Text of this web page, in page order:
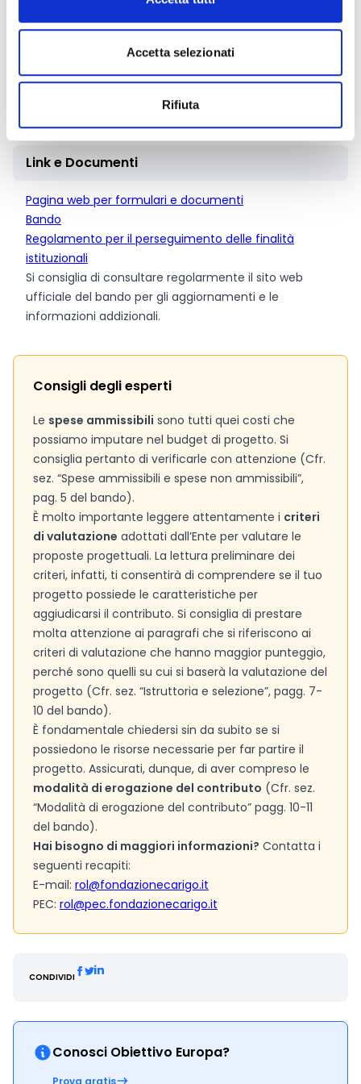
Accetta selezionati
Rifiuta
cofinanziamento, con fondi propri o di terzi, almeno
dei costi complessivi e il contributo della
costi preventivati e successivamente rendicontati e
Link e Documenti
Pagina web per formulari e documenti
Bando
Regolamento per il perseguimento delle finalità
istituzionali
Si consiglia di consultare regolarmente il sito web
ufficiale del bando per gli aggiornamenti e le
informazioni addizionali.
Consigli degli esperti
Le spese ammissibili sono tutti quei costi che
possiamo imputare nel budget di progetto. Si
consiglia pertanto di verificarle con attenzione (Cfr.
sez. “Spese ammissibili e spese non ammissibili”,
pag. 5 del bando).
È molto importante leggere attentamente i criteri
di valutazione adottati dall’Ente per valutare le
proposte progettuali. La lettura preliminare dei
criteri, infatti, ti consentirà di comprendere se il tuo
progetto possiede le caratteristiche per
aggiudicarsi il contributo. Si consiglia di prestare
molta attenzione ai paragrafi che si riferiscono ai
criteri di valutazione che hanno maggior punteggio,
perché sono quelli su cui si baserà la valutazione del
progetto (Cfr. sez. “Istruttoria e selezione”, pagg. 7-
10 del bando).
È fondamentale chiedersi sin da subito se si
possiedono le risorse necessarie per far partire il
progetto. Assicurati, dunque, di aver compreso le
modalità di erogazione del contributo (Cfr. sez.
“Modalità di erogazione del contributo” pagg. 10-11
del bando).
Hai bisogno di maggiori informazioni? Contatta i
seguenti recapiti:
E-mail: rol@fondazionecarigo.it
PEC: rol@pec.fondazionecarigo.it
CONDIVIDI
Conosci Obiettivo Europa?
Prova gratis